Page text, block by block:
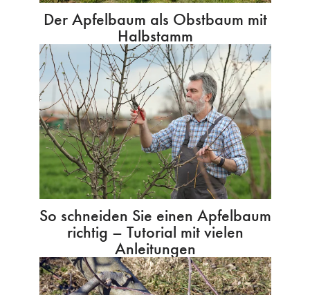
Der Apfelbaum als Obstbaum mit
Halbstamm
So schneiden Sie einen Apfelbaum
richtig – Tutorial mit vielen
Anleitungen